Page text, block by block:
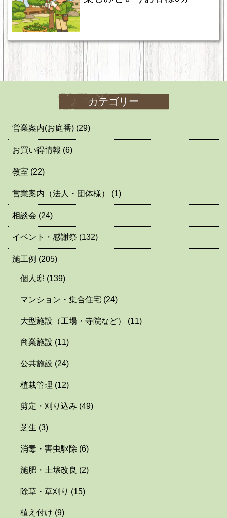
カテゴリー
営業案内(お庭番) (29)
お買い得情報 (6)
教室 (22)
営業案内（法人・団体様） (1)
相談会 (24)
イベント・感謝祭 (132)
施工例 (205)
個人邸 (139)
マンション・集合住宅 (24)
大型施設（工場・寺院など） (11)
商業施設 (11)
公共施設 (24)
植栽管理 (12)
剪定・刈り込み (49)
芝生 (3)
消毒・害虫駆除 (6)
施肥・土壌改良 (2)
除草・草刈り (15)
植え付け (9)